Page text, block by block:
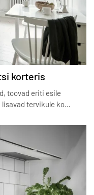
korteris
toovad eriti esile
lisavad tervikule ko…